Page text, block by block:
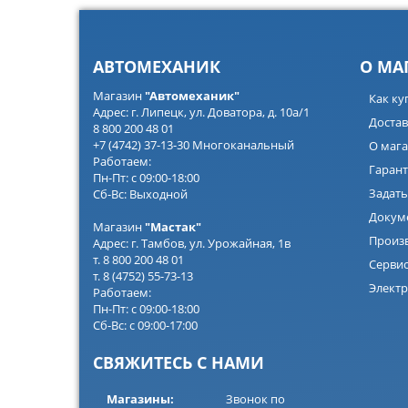
АВТОМЕХАНИК
Магазин"Автомеханик"
Адрес: г. Липецк, ул. Доватора, д. 10а/1
8 800 200 48 01
+7 (4742) 37-13-30 Многоканальный
Работаем:
Пн-Пт: с 09:00-18:00
Сб-Вс: Выходной
Магазин "Мастак"
Адрес: г. Тамбов, ул. Урожайная, 1в
т. 8 800 200 48 01
т. 8 (4752) 55-73-13
Работаем:
Пн-Пт: с 09:00-18:00
Сб-Вс: с 09:00-17:00
СВЯЖИТЕСЬ С НАМИ
Магазины: Звонок по
О
Как
О
Сервис